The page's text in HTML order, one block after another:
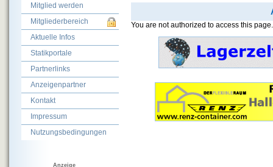
You are not authorized to access this page.
Mitglied werden
Mitgliederbereich
Aktuelle Infos
Statikportale
Partnerlinks
Anzeigenpartner
Kontakt
Impressum
Nutzungsbedingungen
Anzeige